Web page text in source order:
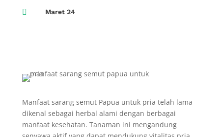
 Maret 24
Manfaat sarang semut Papua untuk pria telah lama
dikenal sebagai herbal alami dengan berbagai
manfaat kesehatan. Tanaman ini mengandung